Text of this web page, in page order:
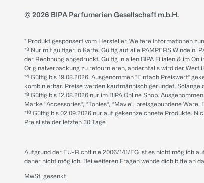
© 2026 BIPA Parfumerien Gesellschaft m.b.H.
* Produkt gesponsert vom Hersteller. Weitere Informationen
*³ Nur mit gültiger jö Karte. Gültig auf alle PAMPERS
der Rechnung angedruckt. Gültig in allen BIPA Filialen & im
Originalverpackung zu retournieren, andernfalls wird der Wert
*⁴ Gültig bis 19.08.2026. Ausgenommen "Einfach Preiswert"
kombinierbar. Preise werden kaufmännisch gerundet.
*⁸ Gültig bis 12.08.2026 nur im BIPA Online Shop.
Marke “Accessories“, “Tonies“, “Mavie“, preisgebundene
*¹⁰ Gültig bis 02.09.2026 nur auf gekennzeichnete Produkte.
Preisliste der letzten 30 Tage
Aufgrund der EU-Richtlinie 2006/141/EG ist es nicht möglich
daher nicht möglich. Bei weiteren Fragen wende dich bitte an
MwSt. gesenkt